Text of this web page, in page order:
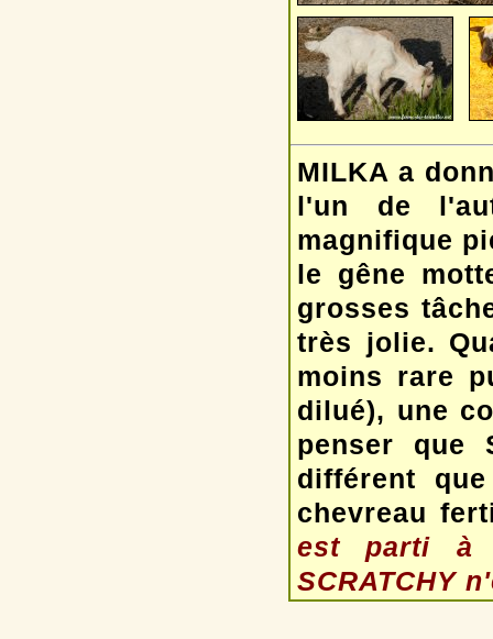
MILKA a
l'un de
magnifique
le gêne
grosses
très jolie.
moins rare
dilué), une
penser que
différent
chevreau
est parti à
SCRATCHY